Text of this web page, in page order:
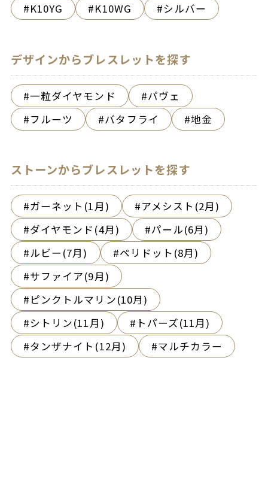
K10YG
K10WG シルバー
デザインからブレスレットを探す
一粒ダイヤモンド
パヴェ
フルーツ
バタフライ 地金
ストーンからブレスレットを探す
ガーネット(1月)
アメシスト(2月)
ダイヤモンド(4月)
パール(6月)
ルビー(7月)
ペリドット(8月)
サファイア(9月)
ピンクトルマリン(10月)
シトリン(11月)
トパーズ(11月)
タンザナイト(12月)
マルチカラー